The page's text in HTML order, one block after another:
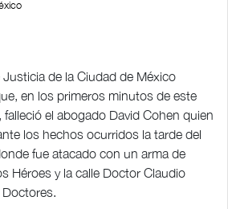
Justicia de la Ciudad de México
en los primeros minutos de este
el abogado David Cohen quien
los hechos ocurridos la tarde del
fue atacado con un arma de
Héroes y la calle Doctor Claudio